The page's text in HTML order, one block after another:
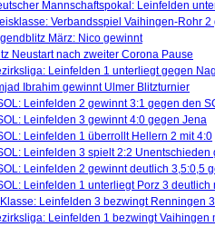
Mannschaftspokal: Leinfelden
Verbandsspiel Vaihingen-Rohr
März: Nico gewinnt
Neustart nach zweiter Corona Pause
Leinfelden 1 unterliegt gegen
Ibrahim gewinnt Ulmer Blitzturnier
Leinfelden 2 gewinnt 3:1 gegen den
Leinfelden 3 gewinnt 4:0 gegen Jena
Leinfelden 1 überrollt Hellern 2 mit 4:0
Leinfelden 3 spielt 2:2 Unentschieden
Leinfelden 2 gewinnt deutlich 3,5:0,5
Leinfelden 1 unterliegt Porz 3 deutlich
Leinfelden 3 bezwingt Renningen
Leinfelden 1 bezwingt Vaihingen